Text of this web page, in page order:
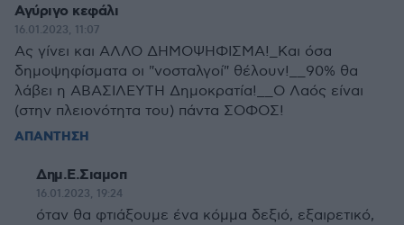
Αγύριγο κεφάλι
16.01.2023, 11:07
Ας γίνει και ΑΛΛΟ ΔΗΜΟΨΗΦΙΣΜΑ!_Και όσα
δημοψηφίσματα οι "νοσταλγοί" θέλουν!__90% θα
λάβει η ΑΒΑΣΙΛΕΥΤΗ Δημοκρατία!__Ο Λαός είναι
(στην πλειονότητα του) πάντα ΣΟΦΟΣ!
ΑΠΑΝΤΗΣΗ
Δημ.Ε.Σιαμοπ
16.01.2023, 19:24
όταν θα φτιάξουμε ένα κόμμα δεξιό, εξαιρετικό,